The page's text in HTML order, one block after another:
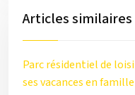
Articles similaires
Parc résidentiel de
ses vacances en famille